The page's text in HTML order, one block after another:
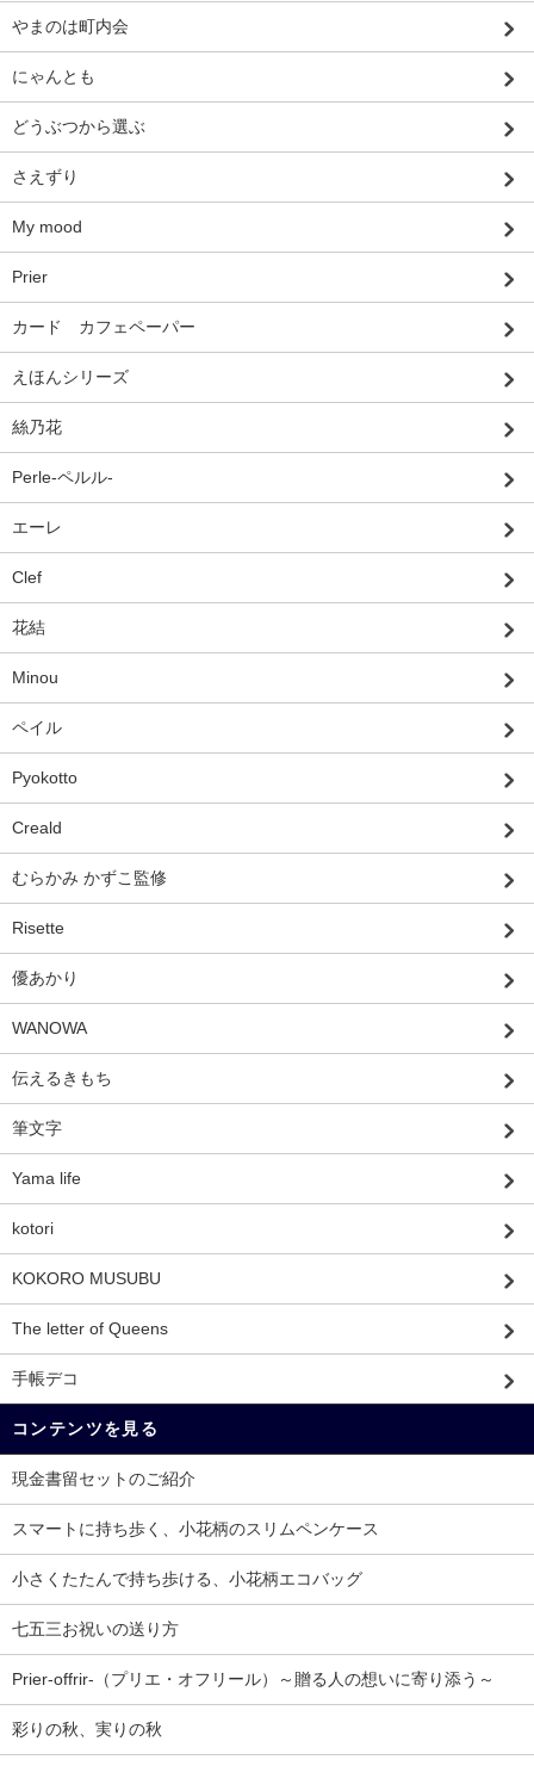
やまのは町内会
にゃんとも
どうぶつから選ぶ
さえずり
My mood
Prier
カード カフェペーパー
えほんシリーズ
絲乃花
Perle-ペルル-
エーレ
Clef
花結
Minou
ペイル
Pyokotto
Creald
むらかみ かずこ監修
Risette
優あかり
WANOWA
伝えるきもち
筆文字
Yama life
kotori
KOKORO MUSUBU
The letter of Queens
手帳デコ
コンテンツを見る
現金書留セットのご紹介
スマートに持ち歩く、小花柄のスリムペンケース
小さくたたんで持ち歩ける、小花柄エコバッグ
七五三お祝いの送り方
Prier-offrir-（プリエ・オフリール）～贈る人の想いに寄り添う～
彩りの秋、実りの秋